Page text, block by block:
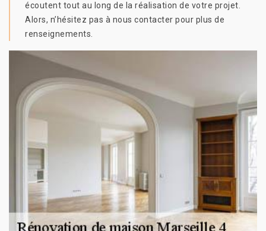
écoutent tout au long de la réalisation de votre projet.
Alors, n’hésitez pas à nous contacter pour plus de
renseignements.